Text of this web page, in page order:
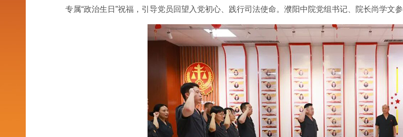
专属“政治生日”祝福，引导党员回望入党初心、践行司法使命。濮阳中院党组书记、院长尚学文参